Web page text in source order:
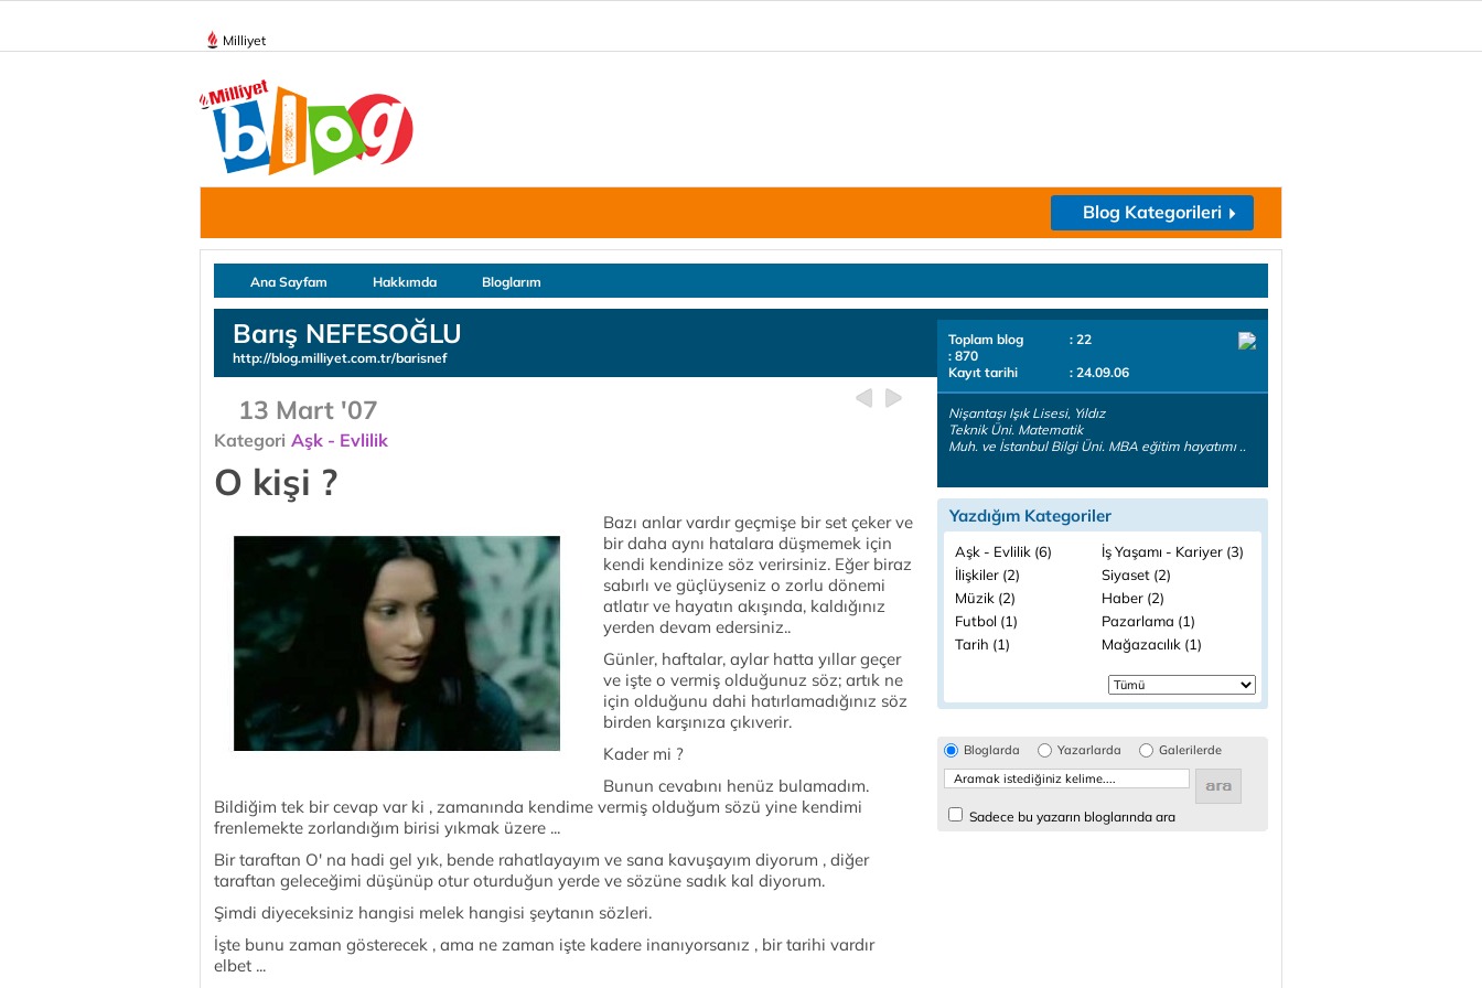
Milliyet
Blog Kategorileri
Ana Sayfam Hakkımda Bloglarım
Barış NEFESOĞLU
http://blog.milliyet.com.tr/barisnef
13 Mart '07
Kategori Aşk - Evlilik
O kişi ?
Bazı anlar vardır geçmişe bir set çeker ve
bir daha aynı hatalara düşmemek için
kendi kendinize söz verirsiniz. Eğer biraz
sabırlı ve güçlüyseniz o zorlu dönemi
atlatır ve hayatın akışında, kaldığınız
yerden devam edersiniz..
Günler, haftalar, aylar hatta yıllar geçer
ve işte o vermiş olduğunuz söz; artık ne
için olduğunu dahi hatırlamadığınız söz
birden karşınıza çıkıverir.
Kader mi ?
Bunun cevabını henüz bulamadım.
Bildiğim tek bir cevap var ki , zamanında kendime vermiş olduğum sözü yine kendimi
frenlemekte zorlandığım birisi yıkmak üzere ...
Bir taraftan O' na hadi gel yık, bende rahatlayayım ve sana kavuşayım diyorum , diğer
taraftan geleceğimi düşünüp otur oturduğun yerde ve sözüne sadık kal diyorum.
Şimdi diyeceksiniz hangisi melek hangisi şeytanın sözleri.
İşte bunu zaman gösterecek , ama ne zaman işte kadere inanıyorsanız , bir tarihi vardır
elbet ...
Toplam blog
: 22
: 870
Kayıt tarihi
: 24.09.06
Nişantaşı Işık Lisesi, Yıldız
Teknik Üni. Matematik
Muh. ve İstanbul Bilgi Üni. MBA eğitim hayatımı ..
Yazdığım Kategoriler
Aşk - Evlilik (6)
İş Yaşamı - Kariyer (3)
İlişkiler (2)
Siyaset (2)
Müzik (2)
Haber (2)
Futbol (1)
Pazarlama (1)
Tarih (1)
Mağazacılık (1)
Bloglarda Yazarlarda Galerilerde
Sadece bu yazarın bloglarında ara